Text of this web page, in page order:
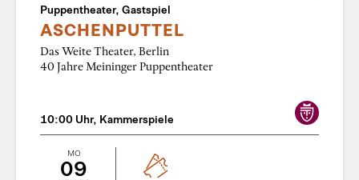
Puppentheater, Gastspiel
ASCHENPUTTEL
Das Weite Theater, Berlin
40 Jahre Meininger Puppentheater
10:00 Uhr, Kammerspiele
MO
09